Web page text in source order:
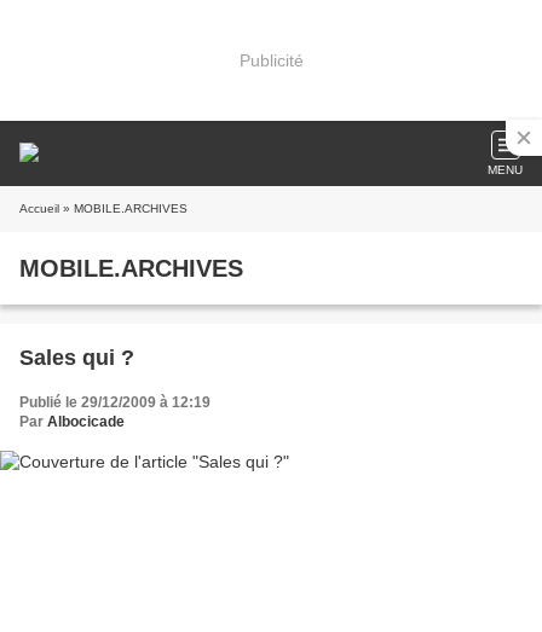
Publicité
MENU
Accueil » MOBILE.ARCHIVES
MOBILE.ARCHIVES
Sales qui ?
Publié le 29/12/2009 à 12:19
Par Albocicade